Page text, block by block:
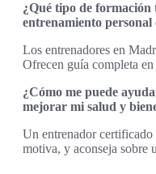
¿Qué tipo de formación
entrenamiento
Los entrenadores en
Ofrecen guía completa
¿Cómo me puede
mejorar mi salud y
Un entrenador certificado
motiva, y aconseja sobre